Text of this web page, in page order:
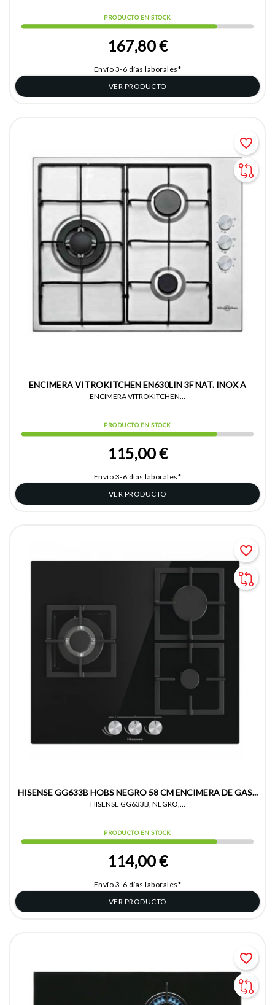
PRODUCTO EN STOCK
167,80 €
Envío 3-6 días laborales*
VER PRODUCTO
ENCIMERA VITROKITCHEN EN630LIN 3F NAT. INOX A
ENCIMERA VITROKITCHEN...
PRODUCTO EN STOCK
115,00 €
Envío 3-6 días laborales*
VER PRODUCTO
favorite_border
HISENSE GG633B HOBS NEGRO 58 CM ENCIMERA DE GAS...
HISENSE GG633B, NEGRO,...
PRODUCTO EN STOCK
114,00 €
Envío 3-6 días laborales*
VER PRODUCTO
favorite_border
favorite_border